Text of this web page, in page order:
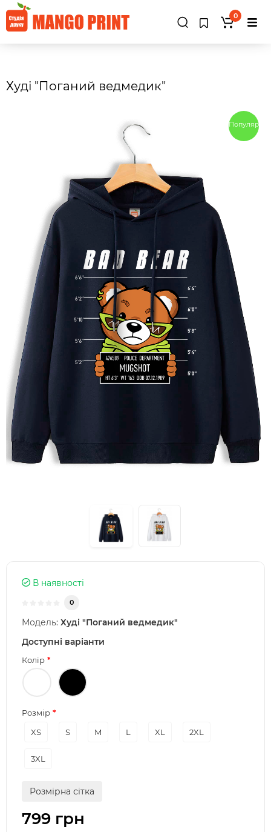
0
Худі "Поганий ведмедик"
В наявності
0
Модель: Худі "Поганий ведмедик"
Доступні варіанти
Колір
Розмір
XS
S M L XL 2XL
3XL
Розмірна сітка
799 грн